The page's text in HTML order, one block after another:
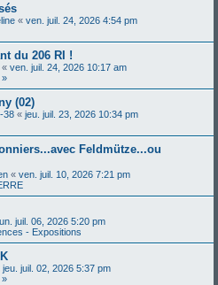
« ven. juil. 24, 2026 4:54 pm
du 206 RI !
« ven. juil. 24, 2026 10:17 am
»
(02)
38 « jeu. juil. 23, 2026 10:34 pm
Feldmütze...ou
« ven. juil. 10, 2026 7:21 pm
juil. 06, 2026 5:20 pm
- Expositions
jeu. juil. 02, 2026 5:37 pm
»